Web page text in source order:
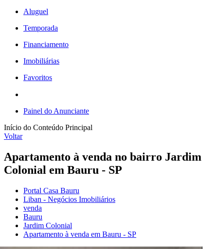
Aluguel
Temporada
Financiamento
Imobiliárias
Favoritos
Painel do Anunciante
Início do Conteúdo Principal
Voltar
Apartamento à venda no bairro Jardim
Colonial em Bauru - SP
Portal Casa Bauru
Liban - Negócios Imobiliários
venda
Bauru
Jardim Colonial
Apartamento à venda em Bauru - SP